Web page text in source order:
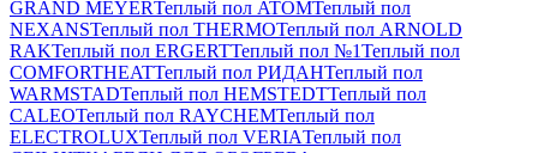
GRAND MEYERТеплый пол ATOMТеплый пол
NEXANSТеплый пол THERMOТеплый пол ARNOLD
RAKТеплый пол ERGERTТеплый пол №1Теплый пол
COMFORTHEATТеплый пол РИДАНТеплый пол
WARMSTADТеплый пол HEMSTEDTТеплый пол
CALEOТеплый пол RAYCHEMТеплый пол
ELECTROLUXТеплый пол VERIAТеплый пол